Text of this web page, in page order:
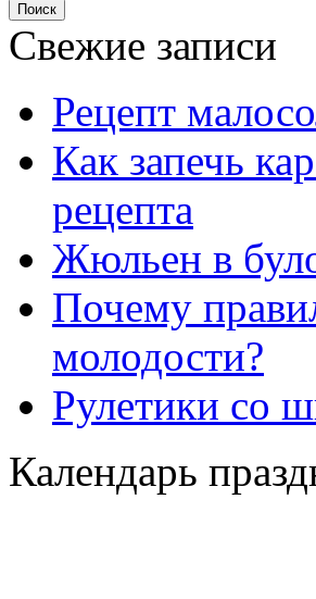
Свежие записи
Рецепт
Как запечь
рецепта
Жюльен в
Почему
молодости?
Рулетики со
Календарь